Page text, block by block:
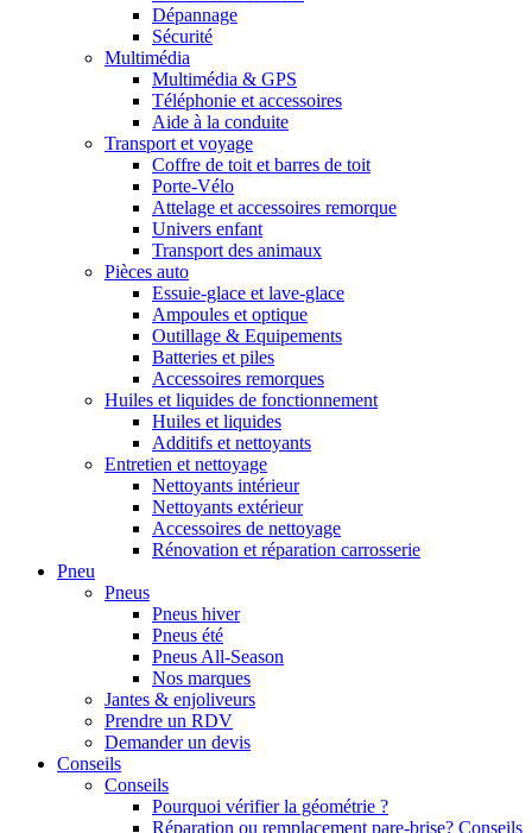
Dépannage
Sécurité
Multimédia
Multimédia & GPS
Téléphonie et accessoires
Aide à la conduite
Transport et voyage
Coffre de toit et barres de toit
Porte-Vélo
Attelage et accessoires remorque
Univers enfant
Transport des animaux
Pièces auto
Essuie-glace et lave-glace
Ampoules et optique
Outillage & Equipements
Batteries et piles
Accessoires remorques
Huiles et liquides de fonctionnement
Huiles et liquides
Additifs et nettoyants
Entretien et nettoyage
Nettoyants intérieur
Nettoyants extérieur
Accessoires de nettoyage
Rénovation et réparation carrosserie
Pneu
Pneus
Pneus hiver
Pneus été
Pneus All-Season
Nos marques
Jantes & enjoliveurs
Prendre un RDV
Demander un devis
Conseils
Conseils
Pourquoi vérifier la géométrie ?
Réparation ou remplacement pare-brise? Conseils